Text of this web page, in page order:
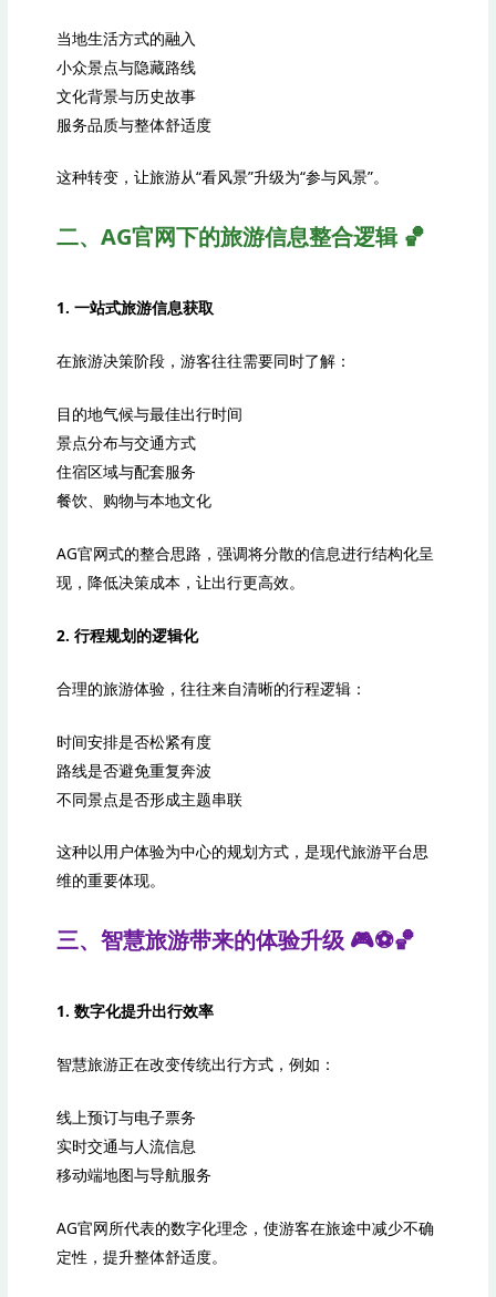
当地生活方式的融入
小众景点与隐藏路线
文化背景与历史故事
服务品质与整体舒适度
这种转变，让旅游从“看风景”升级为“参与风景”。
二、AG官网下的旅游信息整合逻辑 🏀
1. 一站式旅游信息获取
在旅游决策阶段，游客往往需要同时了解：
目的地气候与最佳出行时间
景点分布与交通方式
住宿区域与配套服务
餐饮、购物与本地文化
AG官网式的整合思路，强调将分散的信息进行结构化呈
现，降低决策成本，让出行更高效。
2. 行程规划的逻辑化
合理的旅游体验，往往来自清晰的行程逻辑：
时间安排是否松紧有度
路线是否避免重复奔波
不同景点是否形成主题串联
这种以用户体验为中心的规划方式，是现代旅游平台思
维的重要体现。
三、智慧旅游带来的体验升级 🎮⚽️🏀
1. 数字化提升出行效率
智慧旅游正在改变传统出行方式，例如：
线上预订与电子票务
实时交通与人流信息
移动端地图与导航服务
AG官网所代表的数字化理念，使游客在旅途中减少不确
定性，提升整体舒适度。